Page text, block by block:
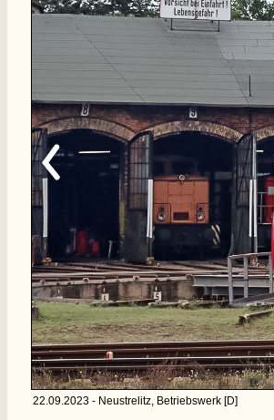
22.09.2023 - Neustrelitz, Betriebswerk [D]